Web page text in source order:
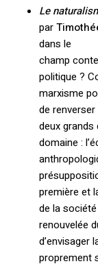
Le
par
dans le
champ
politique ?
marxisme
de
deux
domaine :
première et
de la
renouvelée
d’envisager
proprement